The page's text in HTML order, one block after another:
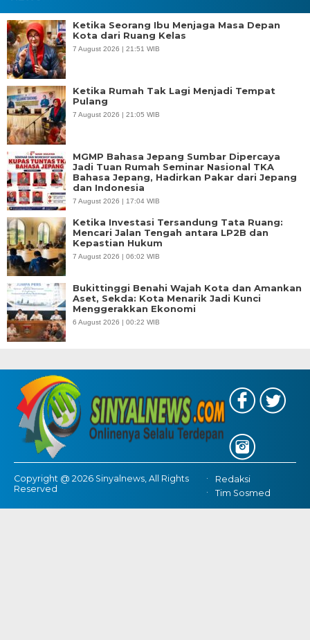
dan Indonesia
7 August 2026 | 17:04 WIB
Ketika Investasi Tersandung Tata Ruang:
Mencari Jalan Tengah antara LP2B dan
7 August 2026 | 06:02 WIB
Bukittinggi Benahi Wajah Kota dan Amankan
6 August 2026 | 00:22 WIB
Copyright @ 2026 Sinyalnews, All Rights
Reserved
Redaksi
Tim Sosmed